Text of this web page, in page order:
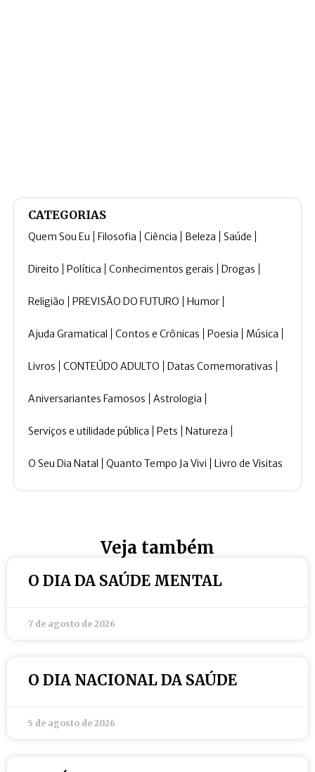
CATEGORIAS
Quem Sou Eu Filosofia Ciência Beleza Saúde
Direito Política Conhecimentos gerais Drogas
Religião PREVISÃO DO FUTURO Humor
Ajuda Gramatical Contos e Crônicas Poesia Música
Livros CONTEÚDO ADULTO Datas Comemorativas
Aniversariantes Famosos Astrologia
Serviços e utilidade pública Pets Natureza
O Seu Dia Natal Quanto Tempo Ja Vivi Livro de Visitas
Veja também
O DIA DA SAÚDE MENTAL
7 de agosto de 2026
O DIA NACIONAL DA SAÚDE
5 de agosto de 2026